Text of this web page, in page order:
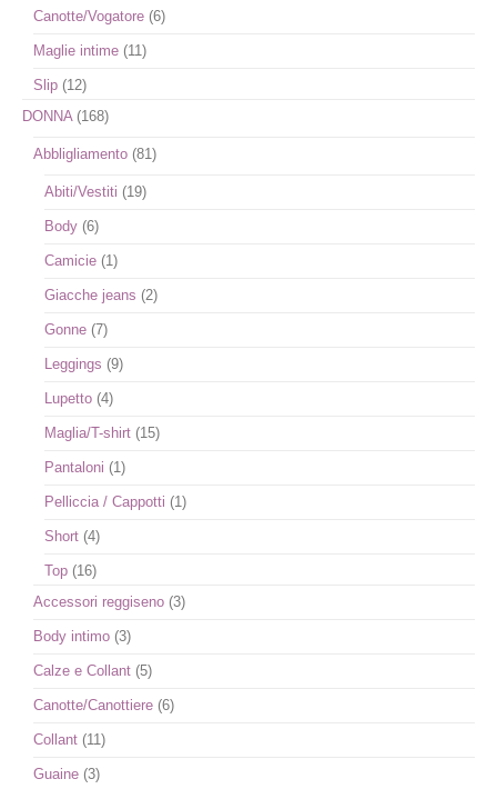
Canotte/Vogatore (6)
Maglie intime (11)
Slip (12)
DONNA (168)
Abbligliamento (81)
Abiti/Vestiti (19)
Body (6)
Camicie (1)
Giacche jeans (2)
Gonne (7)
Leggings (9)
Lupetto (4)
Maglia/T-shirt (15)
Pantaloni (1)
Pelliccia / Cappotti (1)
Short (4)
Top (16)
Accessori reggiseno (3)
Body intimo (3)
Calze e Collant (5)
Canotte/Canottiere (6)
Collant (11)
Guaine (3)